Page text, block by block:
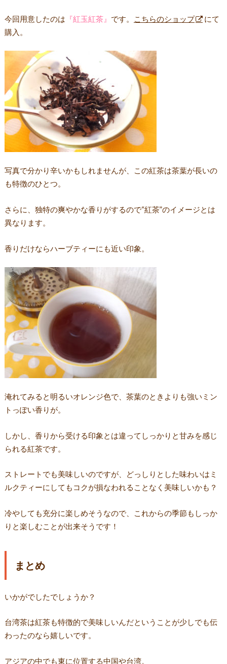
今回用意したのは 『紅玉紅茶』 です。 こちらのショップ
にて
購入。
写真で分かり辛いかもしれませんが、この紅茶は茶葉が長いの
も特徴のひとつ。
さらに、独特の爽やかな香りがするので“紅茶”のイメージとは
異なります。
香りだけならハーブティーにも近い印象。
淹れてみると明るいオレンジ色で、茶葉のときよりも強いミン
トっぽい香りが。
しかし、香りから受ける印象とは違ってしっかりと甘みを感じ
られる紅茶です。
ストレートでも美味しいのですが、どっしりとした味わいはミ
ルクティーにしてもコクが損なわれることなく美味しいかも？
冷やしても充分に楽しめそうなので、これからの季節もしっか
りと楽しむことが出来そうです！
まとめ
いかがでしたでしょうか？
台湾茶は紅茶も特徴的で美味しいんだということが少しでも伝
わったのなら嬉しいです。
アジアの中でも東に位置する中国や台湾。